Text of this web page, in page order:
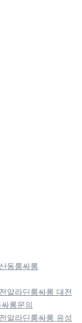
동룸싸롱
알라딘룸싸롱 대전
롱문의
알라딘룸싸롱 유성